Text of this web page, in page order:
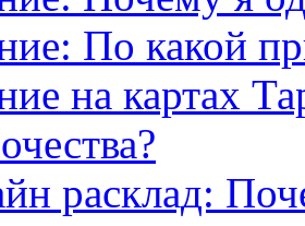
По какой
на картах
расклад: